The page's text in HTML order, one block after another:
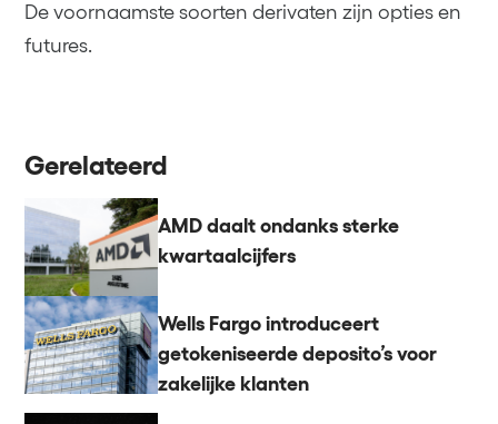
De voornaamste soorten derivaten zijn opties en
futures.
Gerelateerd
AMD daalt ondanks sterke
kwartaalcijfers
Wells Fargo introduceert
getokeniseerde deposito’s voor
zakelijke klanten